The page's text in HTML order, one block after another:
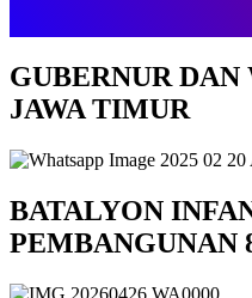
GUBERNUR
JAWA TIMUR
BATALYON
PEMBANGUNAN